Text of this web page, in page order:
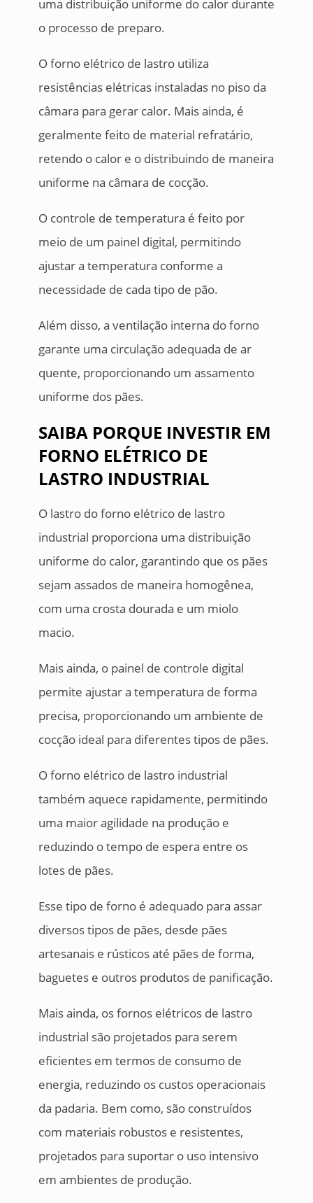
uma distribuição uniforme do calor durante
o processo de preparo.
O forno elétrico de lastro utiliza
resistências elétricas instaladas no piso da
câmara para gerar calor. Mais ainda, é
geralmente feito de material refratário,
retendo o calor e o distribuindo de maneira
uniforme na câmara de cocção.
O controle de temperatura é feito por
meio de um painel digital, permitindo
ajustar a temperatura conforme a
necessidade de cada tipo de pão.
Além disso, a ventilação interna do forno
garante uma circulação adequada de ar
quente, proporcionando um assamento
uniforme dos pães.
SAIBA PORQUE INVESTIR EM
FORNO ELÉTRICO DE
LASTRO INDUSTRIAL
O lastro do forno elétrico de lastro
industrial proporciona uma distribuição
uniforme do calor, garantindo que os pães
sejam assados de maneira homogênea,
com uma crosta dourada e um miolo
macio.
Mais ainda, o painel de controle digital
permite ajustar a temperatura de forma
precisa, proporcionando um ambiente de
cocção ideal para diferentes tipos de pães.
O forno elétrico de lastro industrial
também aquece rapidamente, permitindo
uma maior agilidade na produção e
reduzindo o tempo de espera entre os
lotes de pães.
Esse tipo de forno é adequado para assar
diversos tipos de pães, desde pães
artesanais e rústicos até pães de forma,
baguetes e outros produtos de panificação.
Mais ainda, os fornos elétricos de lastro
industrial são projetados para serem
eficientes em termos de consumo de
energia, reduzindo os custos operacionais
da padaria. Bem como, são construídos
com materiais robustos e resistentes,
projetados para suportar o uso intensivo
em ambientes de produção.